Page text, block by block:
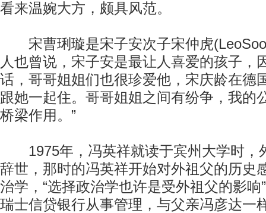
看来温婉大方，颇具风范。
宋曹琍璇是宋子安次子宋仲虎
人也曾说，宋子安是最让人喜爱的孩子，
话，哥哥姐姐们也很珍爱他，宋庆龄在德
跟她一起住。哥哥姐姐之间有纷争，我的
桥梁作用。”
1975年，冯英祥就读于宾州大学时，
辞世，那时的冯英祥开始对外祖父的历史
治学，“选择政治学也许是受外祖父的影响
瑞士信贷银行从事管理，与父亲冯彦达一